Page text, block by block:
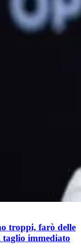
troppi, farò delle
immediato